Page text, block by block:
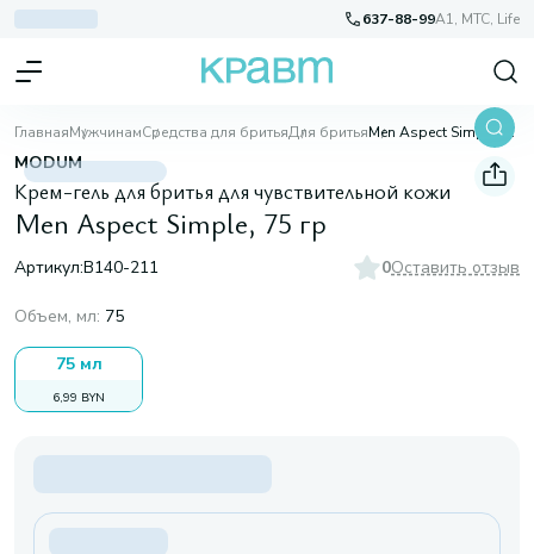
637-88-99A1, МТС, Life
ГлавнаяМужчинамСредства для бритьяДля бритья Men Aspect Simple, 75 гр
MODUM
Крем-гель для бритья для чувствительной кожи
Men Aspect Simple, 75 гр
Артикул:B140-211 0Оставить отзыв
Объем, мл: 75
75 мл
6,99 BYN